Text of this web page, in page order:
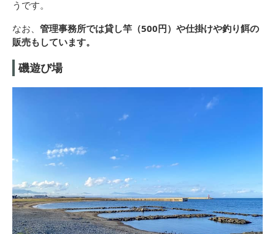
うです。
なお、 管理事務所では貸し竿（500円）や仕掛けや釣り餌の
販売もしています。
磯遊び場